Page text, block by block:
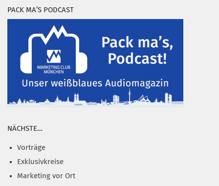
PACK MA’S PODCAST
NÄCHSTE…
Vorträge
Exklusivkreise
Marketing vor Ort